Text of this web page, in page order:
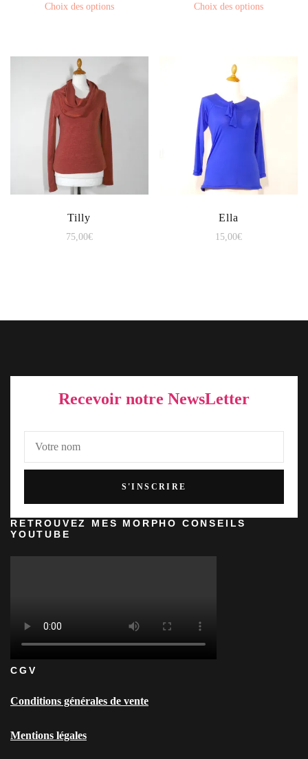
Choix des options Choix des options
Tilly
75,00€
Ella
15,00€
Recevoir notre NewsLetter
RETROUVEZ MES MORPHO CONSEILS
YOUTUBE
CGV
Conditions générales de vente
Mentions légales